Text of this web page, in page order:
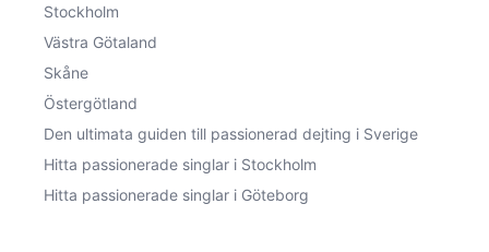
Stockholm
Västra Götaland
Skåne
Östergötland
Den ultimata guiden till passionerad dejting i Sverige
Hitta passionerade singlar i Stockholm
Hitta passionerade singlar i Göteborg